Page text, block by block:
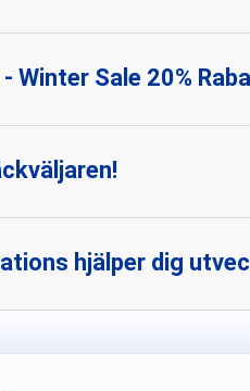
Winter Sale 20%
hjälper dig